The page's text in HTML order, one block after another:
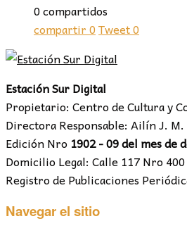
0 compartidos
compartir0Tweet0
Estación Sur Digital
Propietario: Centro de Cultura y
Directora Responsable: Ailín J. M.
Edición Nro 1902 - 09 del mes de
Domicilio Legal: Calle 117 Nro
Registro de Publicaciones
Navegar el sitio